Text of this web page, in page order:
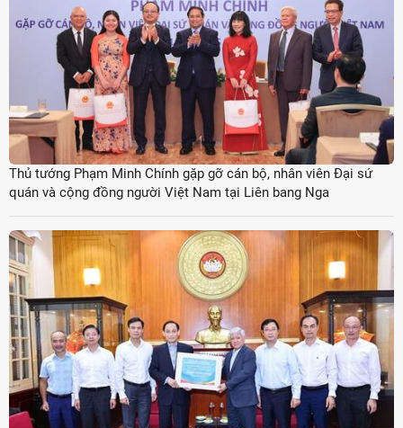
Thủ tướng Phạm Minh Chính gặp gỡ cán bộ, nhân viên Đại sứ
quán và cộng đồng người Việt Nam tại Liên bang Nga